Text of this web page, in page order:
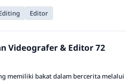
Editor
Videografer & Editor 72
memiliki bakat dalam bercerita melalui